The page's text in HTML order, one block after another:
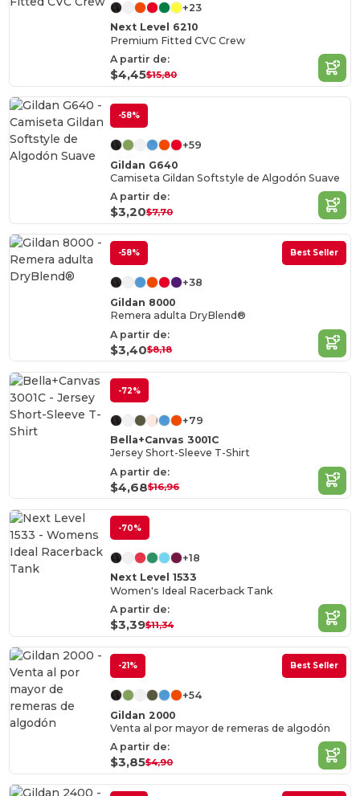
+23
Next Level 6210
Premium Fitted CVC Crew
A partir de:
$4,45$15,80
-58%
+59
Gildan G640
Camiseta Gildan Softstyle de Algodón Suave
A partir de:
$3,20$7,70
-58% Best Seller
+38
Gildan 8000
Remera adulta DryBlend®
A partir de:
$3,40$8,18
-72%
+79
Bella+Canvas 3001C
Jersey Short-Sleeve T-Shirt
A partir de:
$4,68$16,96
-70%
+18
Next Level 1533
Women's Ideal Racerback Tank
A partir de:
$3,39$11,34
-21% Best Seller
+54
Gildan 2000
Venta al por mayor de remeras de algodón
A partir de:
$3,85$4,90